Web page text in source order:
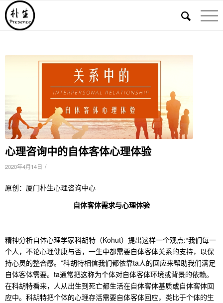
心理咨询中的自体客体心理体验
2020年4月14日 /
原创：厦门朴生心理咨询中心
自体客体需求与心理体验
精神分析自体心理学家科胡特（Kohut）提出这样一个观点:“我们每一
个人，不论心理健康与否，一生中都需要自体客体关系的支持，以保
持心灵的整合感。”科胡特相信我们都依靠ta人的回应来帮助我们满足
自体客体需要。ta通常把这称为个体对自体客体环境或背景的依赖。
在科胡特看来，人从出生到死亡都生活在自体客体基质或自体客体回
应中。科胡特把个体的心理存活需要自体客体回应，类比于个体的生